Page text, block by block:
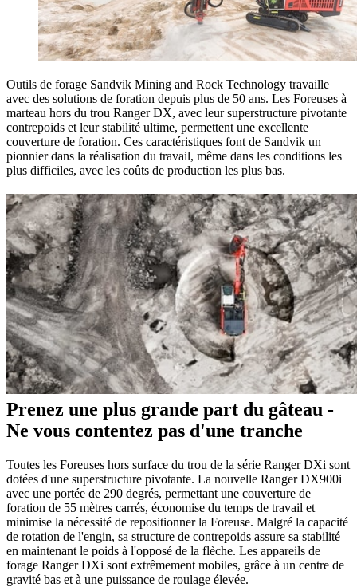
Outils de forage Sandvik Mining and Rock Technology travaille
avec des solutions de foration depuis plus de 50 ans. Les Foreuses à
marteau hors du trou Ranger DX, avec leur superstructure pivotante
contrepoids et leur stabilité ultime, permettent une excellente
couverture de foration. Ces caractéristiques font de Sandvik un
pionnier dans la réalisation du travail, même dans les conditions les
plus difficiles, avec les coûts de production les plus bas.
Prenez une plus grande part du gâteau -
Ne vous contentez pas d'une tranche
Toutes les Foreuses hors surface du trou de la série Ranger DXi sont
dotées d'une superstructure pivotante. La nouvelle Ranger DX900i
avec une portée de 290 degrés, permettant une couverture de
foration de 55 mètres carrés, économise du temps de travail et
minimise la nécessité de repositionner la Foreuse. Malgré la capacité
de rotation de l'engin, sa structure de contrepoids assure sa stabilité
en maintenant le poids à l'opposé de la flèche. Les appareils de
forage Ranger DXi sont extrêmement mobiles, grâce à un centre de
gravité bas et à une puissance de roulage élevée.